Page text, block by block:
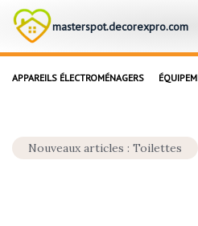
masterspot.decorexpro.com
APPAREILS ÉLECTROMÉNAGERS
Nouveaux articles : Toilettes